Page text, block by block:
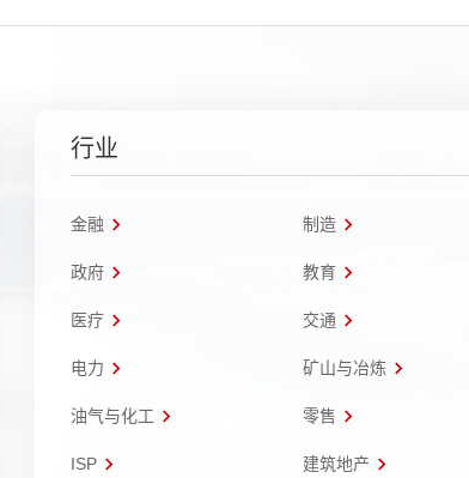
行业
金融 制造
政府 教育
医疗 交通
电力 矿山与冶炼
油气与化工 零售
ISP 建筑地产